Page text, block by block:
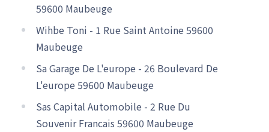
59600 Maubeuge
Wihbe Toni - 1 Rue Saint Antoine 59600
Maubeuge
Sa Garage De L'europe - 26 Boulevard De
L'europe 59600 Maubeuge
Sas Capital Automobile - 2 Rue Du
Souvenir Francais 59600 Maubeuge